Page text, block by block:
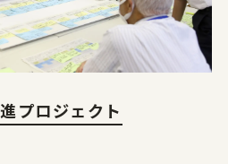
プロジェクト